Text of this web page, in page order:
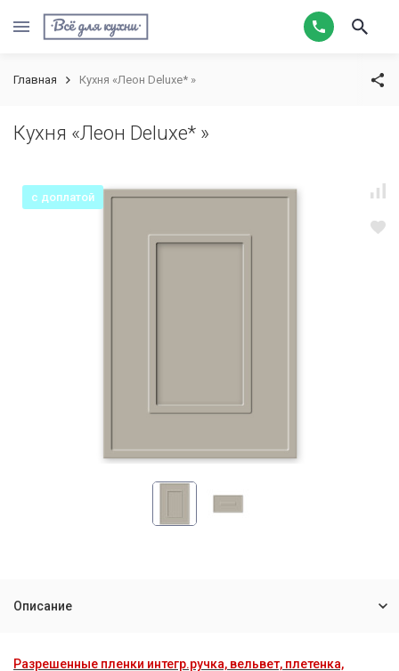
Главная Кухня «Леон Deluxe* »
Кухня «Леон Deluxe* »
с доплатой
Описание
Разрешенные пленки интегр.ручка, вельвет, плетенка,